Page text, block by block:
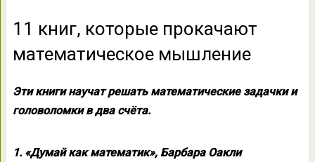
11 книг, которые прокачают
математическое мышление
Эти книги научат решать математические задачки и
головоломки в два счёта.
1. «Думай как математик», Барбара Оакли